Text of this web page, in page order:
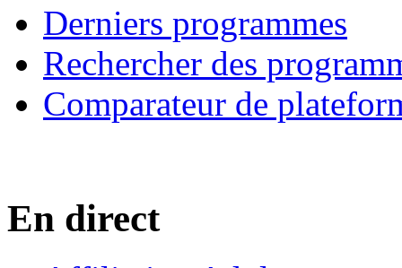
Derniers programmes
Rechercher des
Comparateur de
En direct